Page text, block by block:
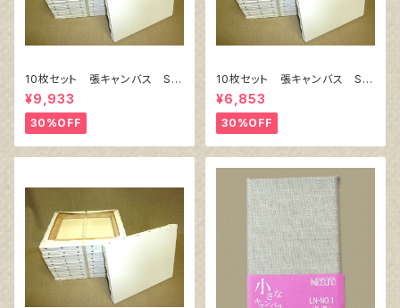
10枚セット 張キャンバス Sn
owWhite SPC（綿・ポリエステ
ル）F8 455㎜×380㎜
¥9,933
30%OFF
10枚セット 張キャンバス Sn
owWhite SPC（綿・ポリエステ
ル）F4 333㎜×242㎜
¥6,853
30%OFF